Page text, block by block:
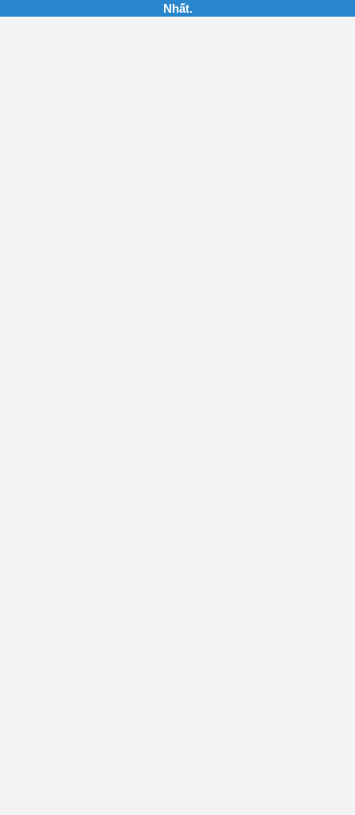
Nhất.